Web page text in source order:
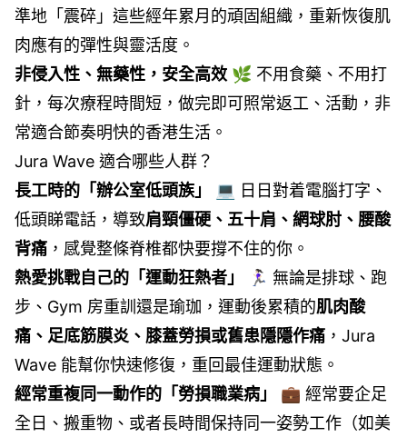
準地「震碎」這些經年累月的頑固組織，重新恢復肌
肉應有的彈性與靈活度。
非侵入性、無藥性，安全高效 🌿 不用食藥、不用打
針，每次療程時間短，做完即可照常返工、活動，非
常適合節奏明快的香港生活。
Jura Wave 適合哪些人群？
長工時的「辦公室低頭族」
💻 日日對着電腦打字、
低頭睇電話，導致肩頸僵硬、五十肩、網球肘、腰酸
背痛 ，感覺整條脊椎都快要撐不住的你。
熱愛挑戰自己的「運動狂熱者」
🏃🏻‍♀️ 無論是排球、跑
步、Gym 房重訓還是瑜珈，運動後累積的肌肉酸
痛、足底筋膜炎、膝蓋勞損或舊患隱隱作痛 ，Jura
Wave 能幫你快速修復，重回最佳運動狀態。
經常重複同一動作的「勞損職業病」
💼 經常要企足
全日、搬重物、或者長時間保持同一姿勢工作（如美